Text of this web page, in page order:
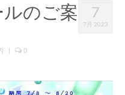
7
7月 2023
のご案
| 0